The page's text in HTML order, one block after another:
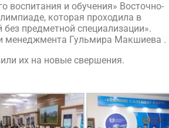
воспитания и обучения» Восточно-
которая проходила в
предметной специализации».
менеджмента Гульмира Макшиева .
их на новые свершения.